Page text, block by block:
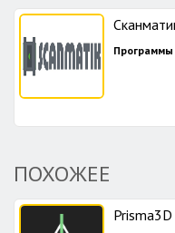
Программы
ПОХОЖЕЕ